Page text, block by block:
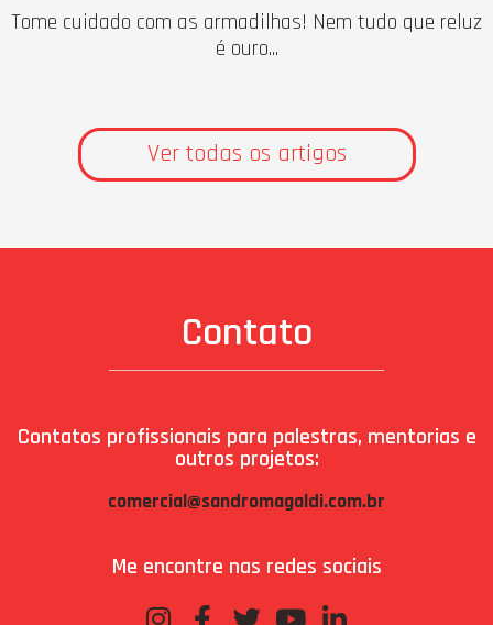
Tome cuidado com as armadilhas! Nem tudo que reluz
é ouro...
Ver todas os artigos
Contato
Contatos profissionais para palestras, mentorias e
outros projetos:
comercial@sandromagaldi.com.br
Me encontre nas redes sociais